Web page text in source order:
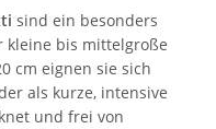
sind ein besonders
bis mittelgroße
cm eignen sie sich
als kurze, intensive
und frei von